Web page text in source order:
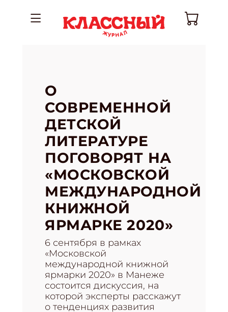
О
СОВРЕМЕННОЙ
ДЕТСКОЙ
ЛИТЕРАТУРЕ
ПОГОВОРЯТ НА
«МОСКОВСКОЙ
МЕЖДУНАРОДНОЙ
КНИЖНОЙ
ЯРМАРКЕ 2020»
6 сентября в рамках
«Московской
международной книжной
ярмарки 2020» в Манеже
состоится дискуссия, на
которой эксперты расскажут
о тенденциях развития